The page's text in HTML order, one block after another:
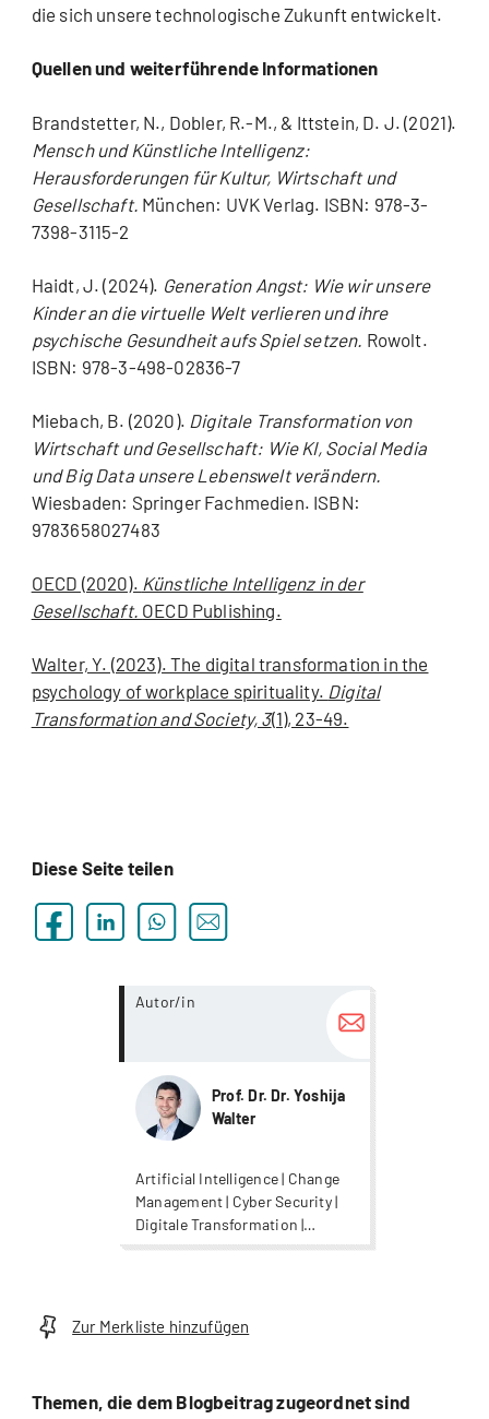
die sich unsere technologische Zukunft entwickelt.
Quellen und weiterführende Informationen
Brandstetter, N., Dobler, R.-M., & Ittstein, D. J. (2021).
Mensch und Künstliche Intelligenz:
Herausforderungen für Kultur, Wirtschaft und
Gesellschaft. München: UVK Verlag. ISBN: 978-3-
7398-3115-2
Haidt, J. (2024). Generation Angst: Wie wir unsere
Kinder an die virtuelle Welt verlieren und ihre
psychische Gesundheit aufs Spiel setzen. Rowolt.
ISBN: 978-3-498-02836-7
Miebach, B. (2020). Digitale Transformation von
Wirtschaft und Gesellschaft: Wie KI, Social Media
und Big Data unsere Lebenswelt verändern.
Wiesbaden: Springer Fachmedien. ISBN:
9783658027483
OECD (2020). Künstliche Intelligenz in der
Gesellschaft. OECD Publishing.
Walter, Y. (2023). The digital transformation in the
psychology of workplace spirituality. Digital
Transformation and Society, 3(1), 23-49.
Diese Seite teilen
Autor/in
Prof. Dr. Dr. Yoshija
Walter
Artificial Intelligence | Change
Management | Cyber Security |
Digitale Transformation |
Digitalisierung |
Wirtschaft
more...
Zur Merkliste hinzufügen
Themen, die dem Blogbeitrag zugeordnet sind